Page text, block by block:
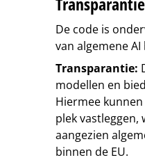
De code is
van algemene
Transparantie:
modellen en
Hiermee
plek
aangezien
binnen de EU.